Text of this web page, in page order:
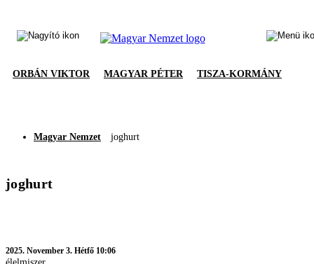
ORBÁN VIKTOR MAGYAR PÉTER TISZA-KORMÁNY
Magyar Nemzet joghurt
joghurt
2025. November 3. Hétfő 10:06